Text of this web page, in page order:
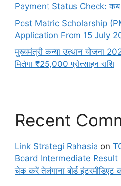
Payment Status Check: कब
Post Matric Scholarship
Application From 15 July
मुख्यमंत्री कन्या उत्थान योजना
मिलेगा ₹25,000 प्रोत्साहन राशि
Recent
Link Strategi Rahasia on
Board Intermediate
चेक करें तेलंगाना बोर्ड इंटरमीडिएट